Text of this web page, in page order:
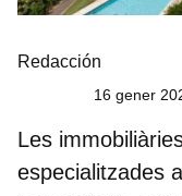
Redacción
16 gener
Les
especialitzades